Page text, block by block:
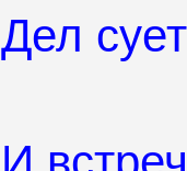
Дел